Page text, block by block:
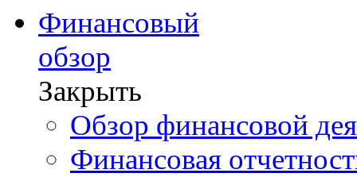
Финансовый
обзор
Закрыть
Обзор финансовой
Финансовая